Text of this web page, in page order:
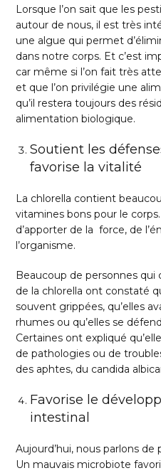
Lorsque l’on sait que les
autour de nous, il est très
une algue qui permet
dans notre corps. Et c’est
car même si l’on fait très
et que l’on privilégie une
qu’il restera toujours des
alimentation biologique.
Soutient les
favorise la vitalité
La chlorella contient
vitamines bons pour le
d’apporter de la force, de
l’organisme.
Beaucoup de personnes
de la chlorella ont constaté
souvent grippées, qu’elles
rhumes ou qu’elles se
Certaines ont expliqué
de pathologies ou de
des aphtes, du candida
Favorise le
intestinal
Aujourd’hui, nous parlons
Un mauvais microbiote